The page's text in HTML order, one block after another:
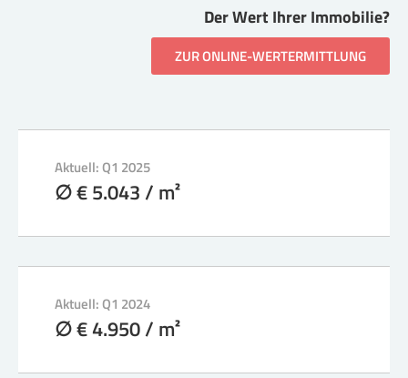
Der Wert Ihrer Immobilie?
ZUR ONLINE-WERTERMITTLUNG
Aktuell: Q1 2025
∅ € 5.043 / m²
Aktuell: Q1 2024
∅ € 4.950 / m²